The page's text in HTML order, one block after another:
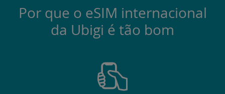
Por que o eSIM internacional
da Ubigi é tão bom